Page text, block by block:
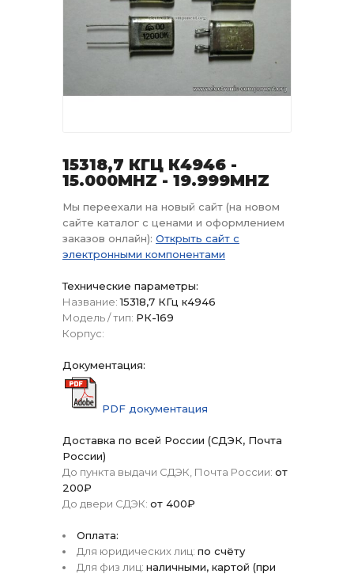
15318,7 КГЦ К4946 -
15.000MHZ - 19.999MHZ
Мы переехали на новый сайт (на новом
сайте каталог с ценами и оформлением
заказов онлайн): Открыть сайт с
электронными компонентами
Технические параметры:
Название: 15318,7 КГц к4946
Модель / тип: РК-169
Корпус:
Документация:
PDF документация
Доставка по всей России (СДЭК, Почта
России)
До пункта выдачи СДЭК, Почта России: от
200₽
До двери СДЭК: от 400₽
Оплата:
Для юридических лиц: по счёту
Для физ лиц: наличными, картой (при